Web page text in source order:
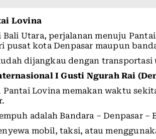
Lovina
Bali Utara, perjalanan menuju
pusat kota Denpasar maupun
dijangkau dengan
I Gusti Ngurah Rai
Lovina memakan waktu
adalah Bandara – Denpasar –
mobil, taksi, atau